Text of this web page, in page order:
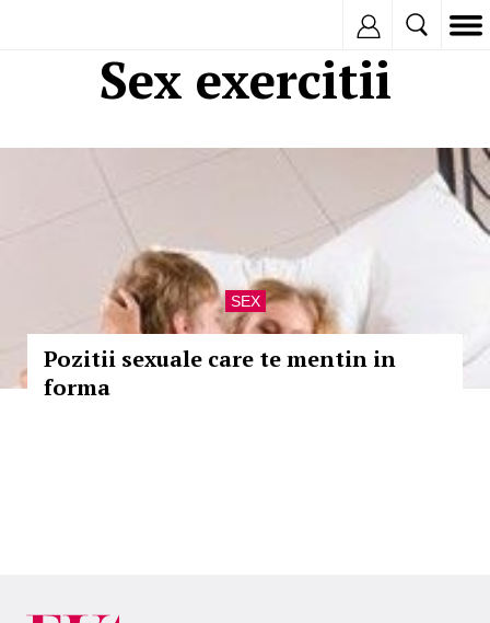
Sex exercitii
SEX
Pozitii sexuale care te mentin in
forma